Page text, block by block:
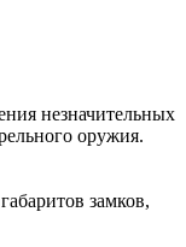
незначительных
оружия.
замков,